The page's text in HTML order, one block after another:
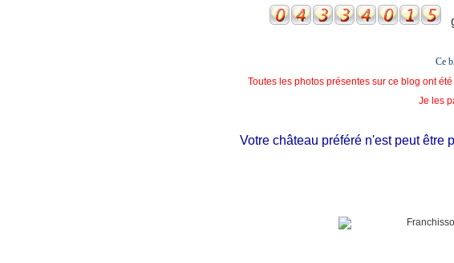
Ce
Toutes les photos présentes sur ce blog ont
Je les
Votre château préféré n'est peut être